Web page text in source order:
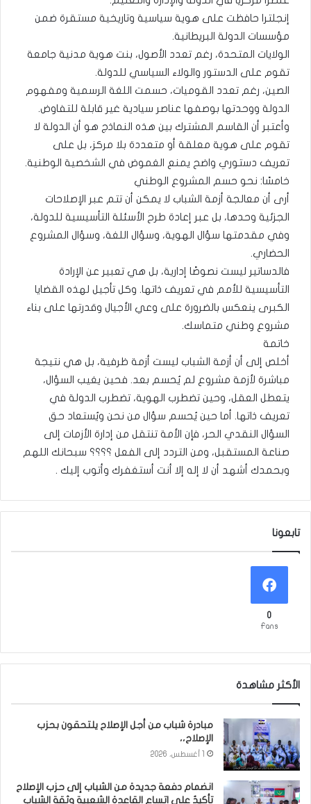
إنجلترا حافظت على هوية سياسية وتاريخية مستقرة ضمن
مؤسسات الدولة البريطانية.
الولايات المتحدة، رغم تعدد الأصول، بنت هوية مدنية جامعة
تقوم على الدستور والولاء السياسي للدولة.
الصين، رغم تعدد القوميات، حسمت اللغة الرسمية ومفهوم
الدولة ووحدتها بوصفها عناصر سيادية غير قابلة للتفاوض.
وأعتبر أن القاسم المشترك بين هذه النماذج هو أن الدولة لا
تقوم على هوية معلقة أو متعددة بلا مركز، بل على
تعريف دستوري واضح يمنع الغموض في الشخصية الوطنية.
خامسًا: نحو حسم المشروع الوطني
أرى أن معالجة أزمة الشباب لا يمكن أن تتم عبر الإصلاحات
الجزئية وحدها، بل عبر إعادة طرح الأسئلة التأسيسية للدولة،
وفي مقدمتها سؤال الهوية، وسؤال اللغة، وسؤال المشروع
الحضاري.
فالدساتير ليست نصوصًا إدارية، بل هي تعبير عن الإرادة
التأسيسية للأمم في تعريف ذاتها. وكل تأجيل لهذه القضايا
الكبرى ينعكس بالضرورة على وعي الأجيال وقدرتها على بناء
مشروع وطني متماسك.
خاتمة
أخلص إلى أن أزمة الشباب ليست أزمة ظرفية، بل هي نتيجة
مباشرة لأزمة مشروع لم يُحسم بعد. فحين يغيب السؤال،
يتعطل العقل، وحين تضطرب الهوية، تضطرب الدولة في
تعريف ذاتها. أما حين يُحسم سؤال من نحن ويُستعاد حق
السؤال النقدي الحر، فإن الأمة تنتقل من إدارة الأزمات إلى
صناعة المستقبل، ومن التردد إلى الفعل ؟؟؟؟ سبحانك اللهم
وبحمدك أشهد أن لا إله إلا أنت أستغفرك وأتوب إليك .
تابعونا
0
Fans
الأكثر مشاهدة
مبادرة شباب من أجل الإصلاح يلتحقون بحزب
الإصلاح،،
انضمام دفعة جديدة من الشباب إلى حزب الإصلاح
تأكيدٌ على اتساع القاعدة الشعبية وثقة الشباب